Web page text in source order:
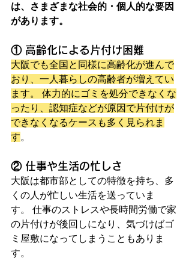
は、さまざまな社会的・個人的な要因
があります。
① 高齢化による片付け困難
大阪でも全国と同様に高齢化が進んで
おり、一人暮らしの高齢者が増えてい
ます。 体力的にゴミを処分できなくな
ったり、認知症などが原因で片付けが
できなくなるケースも多く見られま
す。
② 仕事や生活の忙しさ
大阪は都市部としての特徴を持ち、多
くの人が忙しい生活を送っていま
す。 仕事のストレスや長時間労働で家
の片付けが後回しになり、気づけばゴ
ミ屋敷になってしまうこともありま
す。